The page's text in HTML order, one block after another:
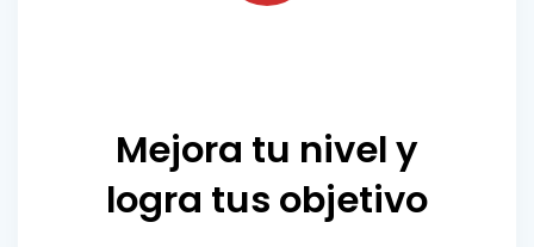
Mejora tu nivel y
logra tus objetivo